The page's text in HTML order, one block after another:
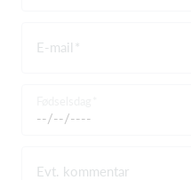
E-mail
Evt. kommentar